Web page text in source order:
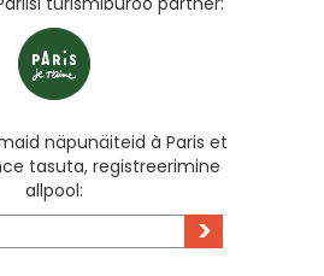
näpunäiteid à Paris et
tasuta, registreerimine
allpool:
>